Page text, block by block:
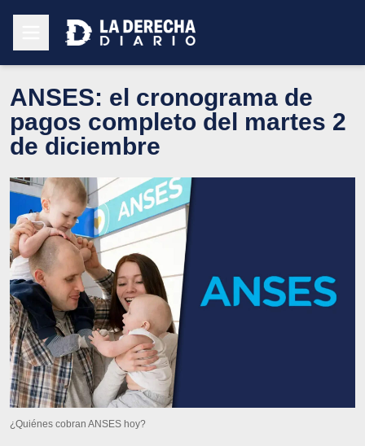
ANSES: el cronograma de
pagos completo del martes 2
de diciembre
¿Quiénes cobran ANSES hoy?